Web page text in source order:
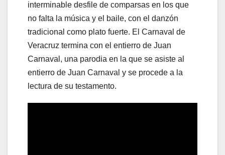
interminable desfile de comparsas en los que
no falta la música y el baile, con el danzón
tradicional como plato fuerte. El Carnaval de
Veracruz termina con el entierro de Juan
Carnaval, una parodia en la que se asiste al
entierro de Juan Carnaval y se procede a la
lectura de su testamento.